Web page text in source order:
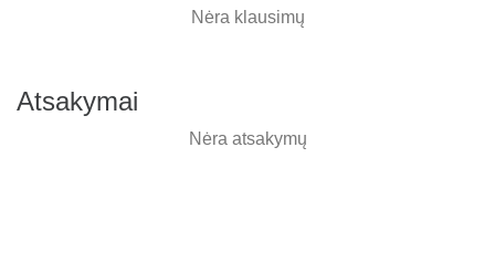
Nėra klausimų
Atsakymai
Nėra atsakymų